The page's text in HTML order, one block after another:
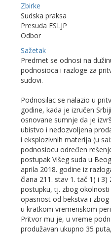
Zbirke
Sudska praksa
Presuda ESLJP
Odbor
Sažetak
Predmet se odnosi na
podnosioca i razloge za
sudovi.
Podnosilac se nalazio u
godine, kada je izručen
osnovane sumnje da je
ubistvo i nedozvolјena
i eksplozivnih materija (u
podnosiocu određen
postupak Višeg suda u
aprila 2018. godine iz
člana 211. stav 1. tač 1) i
postupku, tj. zbog
opasnost od bekstva i
u kratkom vremenskom
Pritvor mu je, u vreme
produžavan ukupno 35